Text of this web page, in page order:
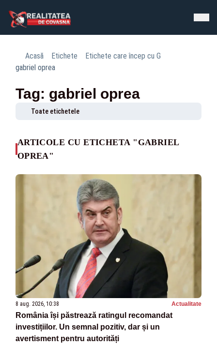
Acasă Etichete
Etichete care încep cu G
gabriel oprea
Tag: gabriel oprea
Toate etichetele
ARTICOLE CU ETICHETA "GABRIEL
OPREA"
8 aug. 2026, 10:38 Actualitate
România își păstrează ratingul recomandat
investițiilor. Un semnal pozitiv, dar și un
avertisment pentru autorități